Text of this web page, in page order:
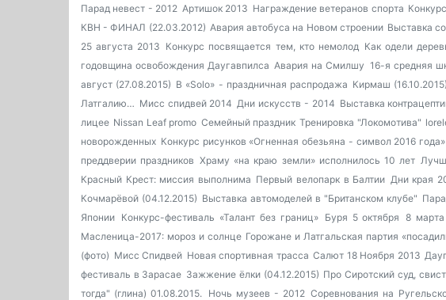
Парад невест - 2012 Артишок 2013 Награждение ветеранов спорта
КВН - ФИНАЛ (22.03.2012) Авария автобуса на Новом строении Выставка
25 августа 2013 Конкурс посвящается тем, кто немолод Как одели
годовщина освобождения Даугавпилса Авария на Смилшу 16-я средняя
август (27.08.2015) В «Solo» - праздничная распродажа Кирмаш (16.10.2015)
Латгалию… Мисс спидвей 2014 Дни искусств - 2014 Выставка
лицее Nissan Leaf promo Семейный праздник Тренировка "Локомотива"
новорожденных Конкурс рисунков «Огненная обезьяна - символ 2016 года»
преддверии праздников Храму «на краю земли» исполнилось 10 лет
Красный Крест: миссия выполнима Первый велопарк в Балтии Дни края
Кочмарёвой (04.12.2015) Выставка автомоделей в "Британском клубе"
Японии Конкурс-фестиваль «Талант без границ» Буря 5 октября 8
Масленица-2017: мороз и солнце Горожане и Латгальская партия
(фото) Мисс Спидвей Новая спортивная трасса Салют 18 Ноября 2013
фестиваль в Зарасае Зажжение ёлки (04.12.2015) Про Сиротский суд,
тогда" (глина) 01.08.2015. Ночь музеев - 2012 Соревнования на